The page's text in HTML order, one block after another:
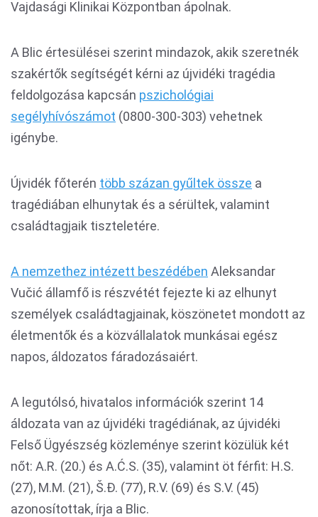
Vajdasági Klinikai Központban ápolnak.
A Blic értesülései szerint mindazok, akik szeretnék
szakértők segítségét kérni az újvidéki tragédia
feldolgozása kapcsán pszichológiai
segélyhívószámot (0800-300-303) vehetnek
igénybe.
Újvidék főterén több százan gyűltek össze a
tragédiában elhunytak és a sérültek, valamint
családtagjaik tiszteletére.
A nemzethez intézett beszédében Aleksandar
Vučić államfő is részvétét fejezte ki az elhunyt
személyek családtagjainak, köszönetet mondott az
életmentők és a közvállalatok munkásai egész
napos, áldozatos fáradozásaiért.
A legutólsó, hivatalos információk szerint 14
áldozata van az újvidéki tragédiának, az újvidéki
Felső Ügyészség közleménye szerint közülük két
nőt: A.R. (20.) és A.Ć.S. (35), valamint öt férfit: H.S.
(27), M.M. (21), Š.Đ. (77), R.V. (69) és S.V. (45)
azonosítottak, írja a Blic.